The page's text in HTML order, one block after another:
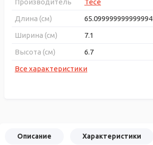
Производитель
Tece
Длина (см)
65.099999999999994
Ширина (см)
7.1
Высота (см)
6.7
Все характеристики
Описание Характеристики